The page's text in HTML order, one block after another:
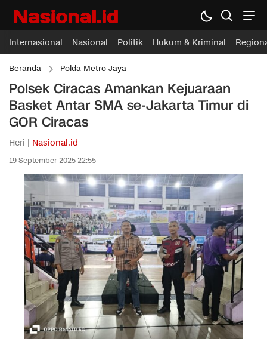
Internasional Nasional Politik Hukum & Kriminal
Beranda Polda Metro Jaya
Polsek Ciracas Amankan Kejuaraan
Basket Antar SMA se-Jakarta Timur di
GOR Ciracas
Heri | Nasional.id
19 September 2025 22:55